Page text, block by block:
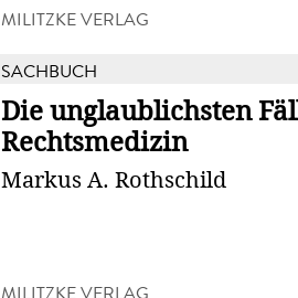
MILITZKE VERLAG
SACHBUCH
Die unglaublichsten
Rechtsmedizin
Markus A. Rothschild